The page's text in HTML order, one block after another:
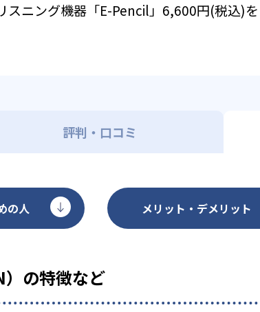
ニング機器「E-Pencil」6,600円(税込)を
評判・口コミ
の人 メリット・デメリット
）の特徴など